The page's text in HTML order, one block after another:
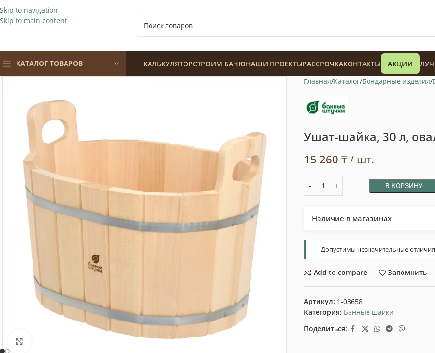
Skip to navigation
Skip to main content
КАТАЛОГ ТОВАРОВ КАЛЬКУЛЯТОРСТРОИМ БАНЮНАШИ ПРОЕКТЫРАССРОЧКАКОНТАКТЫ АКЦИИ
Главная Каталог Бондарные изделия
Ушат-шайка, 30 л,
15 260 ₸/ шт.
В КОРЗИНУ
Наличие в магазинах
Допустимы незначительные
Add to compare Запомнить
Артикул: 1-03658
Категория: Банные шайки
Поделиться: